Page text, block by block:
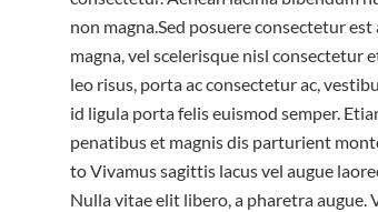
non magna.Sed posuere consectetur
magna, vel scelerisque nisl
leo risus, porta ac consectetur ac,
id ligula porta felis euismod semper.
penatibus et magnis dis parturient
to Vivamus sagittis lacus vel augue
Nulla vitae elit libero, a pharetra